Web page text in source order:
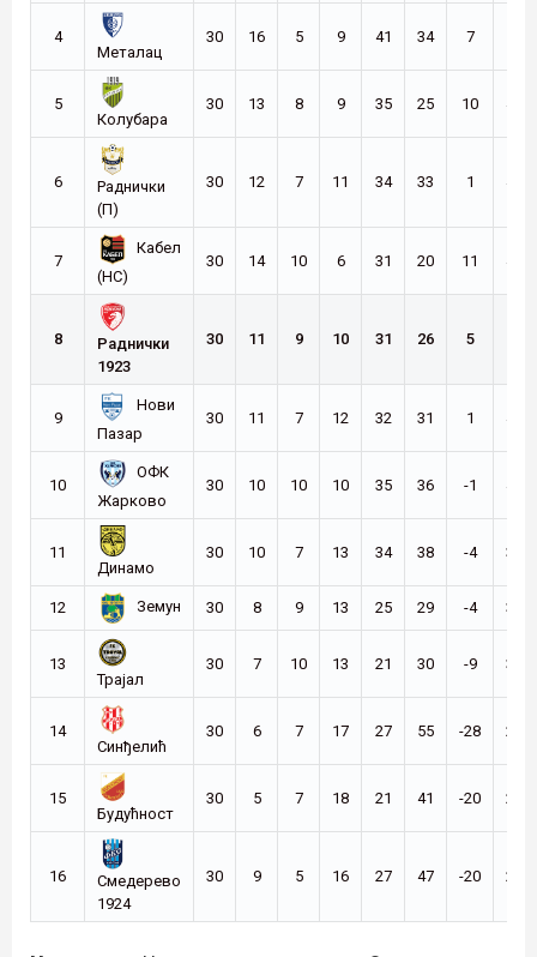
4
Металац
30 16 5 9 41 34 7
5
Колубара
30 13 8 9 35 25 10 47
6
Раднички
(П)
30 12 7 11 34 33 1 43
7
Кабел
(НС)
30 14 10 6 31 20 11 42
8
Раднички
1923
30 11 9 10 31 26 5
9
Нови
Пазар
30 11 7 12 32 31 1 40
10
ОФК
Жарково
30 10 10 10 35 36 -1 40
11
Динамо
30 10 7 13 34 38 -4 37
12 Земун 30 8 9 13 25 29 -4 33
13
Трајал
30 7 10 13 21 30 -9 31
14
Синђелић
30 6 7 17 27 55 -28 25
15
Будућност
30 5 7 18 21 41 -20 22
16
Смедерево
1924
30 9 5 16 27 47 -20 22